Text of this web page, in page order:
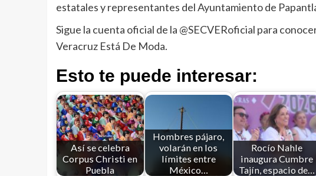
estatales y representantes del Ayuntamiento de
Sigue la cuenta oficial de la @SECVERoficial para
Veracruz Está De Moda.
Esto te puede interesar:
Así se celebra
Corpus Christi en
Puebla
Hombres pájaro,
volarán en los
límites entre
México…
Rocío Nahle
inaugura Cumbre
Tajín, espacio de…